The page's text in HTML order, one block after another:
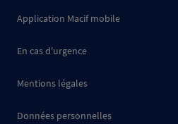
Application Macif mobile
En cas d'urgence
Mentions légales
Données personnelles